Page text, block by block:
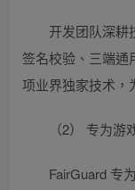
开发团队深耕技
签名校验、三端通
项业界独家技术，
（2） 专为游
FairGuard 专为